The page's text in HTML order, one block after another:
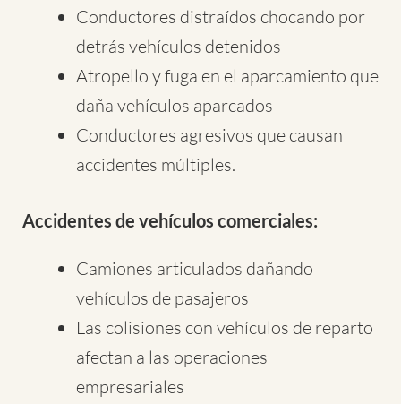
Conductores distraídos chocando por
detrás vehículos detenidos
Atropello y fuga en el aparcamiento que
daña vehículos aparcados
Conductores agresivos que causan
accidentes múltiples.
Accidentes de vehículos comerciales:
Camiones articulados dañando
vehículos de pasajeros
Las colisiones con vehículos de reparto
afectan a las operaciones
empresariales